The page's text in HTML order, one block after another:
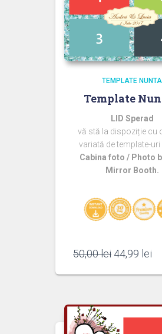
TEMPLATE NUNTA
Template
LID Sperad
vă stă la dispoziție cu
variată de template-uri
Cabina foto / Photo
Mirror Booth.
50,00lei Prețul
a
50,00 lei.
44,99 lei